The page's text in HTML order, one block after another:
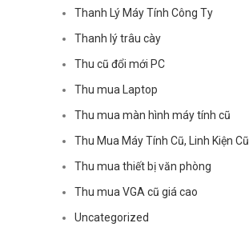
Thanh Lý Máy Tính Công Ty
Thanh lý trâu cày
Thu cũ đổi mới PC
Thu mua Laptop
Thu mua màn hình máy tính cũ
Thu Mua Máy Tính Cũ, Linh Kiện Cũ
Thu mua thiết bị văn phòng
Thu mua VGA cũ giá cao
Uncategorized